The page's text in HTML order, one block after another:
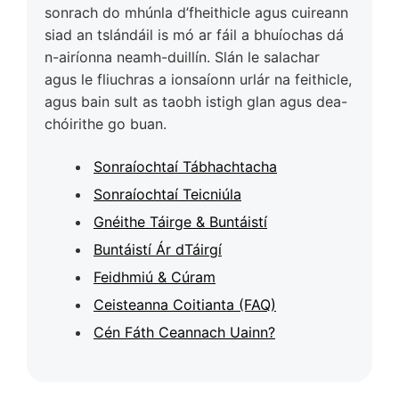
sonrach do mhúnla d’fheithicle agus cuireann
siad an tslándáil is mó ar fáil a bhuíochas dá
n-airíonna neamh-duillín. Slán le salachar
agus le fliuchras a ionsaíonn urlár na feithicle,
agus bain sult as taobh istigh glan agus dea-
chóirithe go buan.
Sonraíochtaí Tábhachtacha
Sonraíochtaí Teicniúla
Gnéithe Táirge & Buntáistí
Buntáistí Ár dTáirgí
Feidhmiú & Cúram
Ceisteanna Coitianta (FAQ)
Cén Fáth Ceannach Uainn?